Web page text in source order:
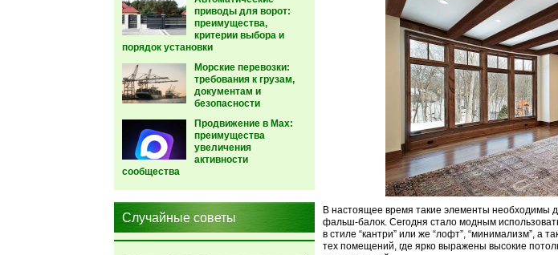
приводы для ворот:
преимущества,
критерии выбора и
порядок установки
Морские перевозки:
требования к грузам,
документам и
безопасности
Продвижение в Max:
преимущества
увеличения
активности
сообщества
Случайные советы
В настоящее время такие элементы необходимы
фальш-балок. Сегодня стало модным
в стиле “кантри” или же “лофт”, “минимализм”, а
тех помещений, где ярко выражены высокие